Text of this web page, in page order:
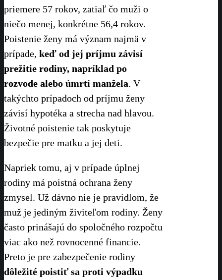
priemere 57 rokov, zatiaľ čo muži o
niečo menej, konkrétne 56,4 rokov.
Poistenie ženy má význam najmä v
prípade, keď od jej príjmu závisí
prežitie rodiny, napríklad po
rozvode alebo úmrtí manžela. V
takýchto prípadoch od príjmu ženy
závisí hypotéka a strecha nad hlavou.
Životné poistenie tak poskytuje
bezpečie pre matku a jej deti.
Napriek tomu, aj v prípade úplnej
rodiny má poistná ochrana ženy
zmysel. Už dávno nie je pravidlom, že
muž je jediným živiteľom rodiny. Ženy
často prinášajú do spoločného rozpočtu
viac ako než rovnocenné financie.
Preto je pre zabezpečenie rodiny
dôležité poistiť sa proti výpadku